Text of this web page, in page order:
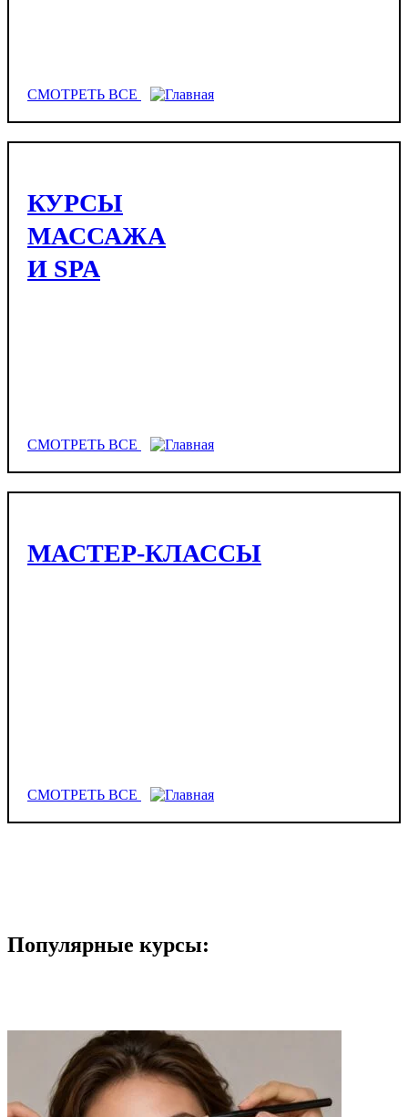
СМОТРЕТЬ ВСЕ
КУРСЫ
МАССАЖА
И SPA
СМОТРЕТЬ ВСЕ
МАСТЕР-КЛАССЫ
СМОТРЕТЬ ВСЕ
Популярные курсы: